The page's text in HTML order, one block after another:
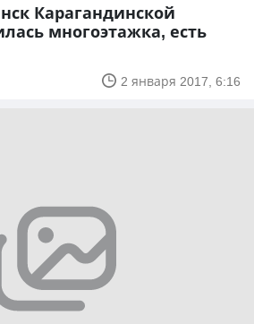
Карагандинской
многоэтажка, есть
2 января 2017, 6:16